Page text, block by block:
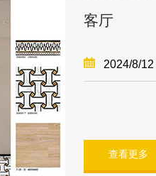
客厅
2024/8/
查看更多